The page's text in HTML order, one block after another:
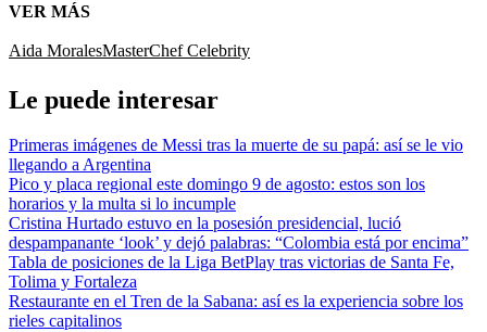
VER MÁS
Aida MoralesMasterChef Celebrity
Le puede interesar
Primeras imágenes de Messi tras la muerte de su papá: así se le vio
llegando a Argentina
Pico y placa regional este domingo 9 de agosto: estos son los
horarios y la multa si lo incumple
Cristina Hurtado estuvo en la posesión presidencial, lució
despampanante ‘look’ y dejó palabras: “Colombia está por encima”
Tabla de posiciones de la Liga BetPlay tras victorias de Santa Fe,
Tolima y Fortaleza
Restaurante en el Tren de la Sabana: así es la experiencia sobre los
rieles capitalinos